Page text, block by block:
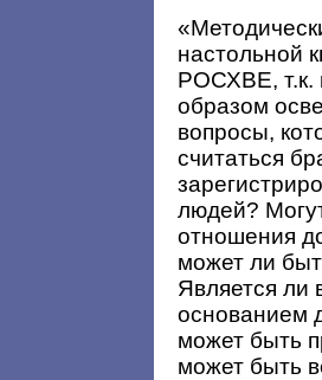
настольной
РОСХВЕ, т.к.
образом
вопросы,
считаться
людей?
отношения
может ли
Является ли
основанием
может быть
может быть